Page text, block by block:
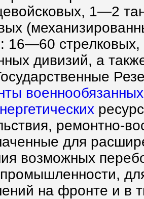
1—2
16—60
дивизий, а
военнообязанных
ремонтно-
для
возможных
на фронте и в